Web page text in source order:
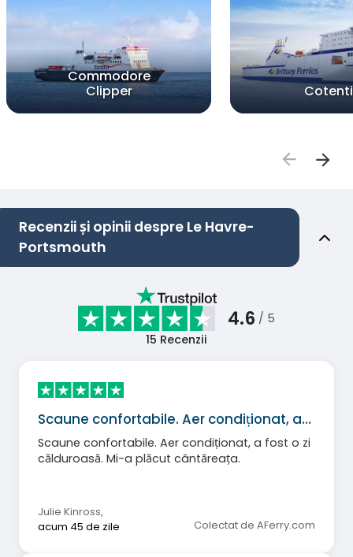
Commodore
Clipper
Recenzii și opinii despre Le Havre-
Portsmouth
4.6 / 5
15 Recenzii
Scaune confortabile. Aer condiționat, a…
Scaune confortabile. Aer condiționat, a fost o zi
călduroasă. Mi-a plăcut cântăreața.
Julie Kinross,
acum 45 de zile
Colectat de AFerry.com